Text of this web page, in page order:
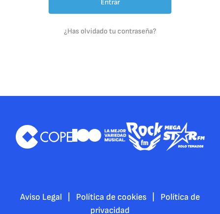
¿Has olvidado tu contraseña?
Aviso Legal Política de cookies
Política de
privacidad